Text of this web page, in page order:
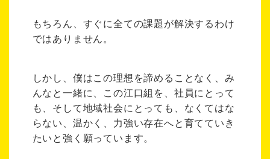
もちろん、すぐに全ての課題が解決するわけ
ではありません。
しかし、僕はこの理想を諦めることなく、み
んなと一緒に、この江口組を、社員にとって
も、そして地域社会にとっても、なくてはな
らない、温かく、力強い存在へと育てていき
たいと強く願っています。